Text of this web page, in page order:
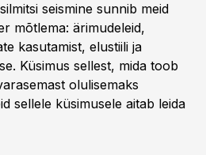
seismine sunnib meid
mõtlema: ärimudeleid,
kasutamist, elustiili ja
Küsimus sellest, mida toob
olulisemaks
sellele küsimusele aitab leida